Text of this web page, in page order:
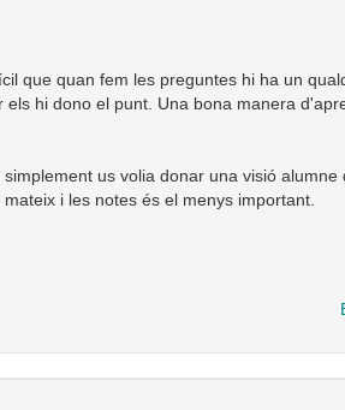
que quan fem les preguntes hi ha un
hi dono el punt. Una bona manera
us volia donar una visió
i les notes és el menys important.